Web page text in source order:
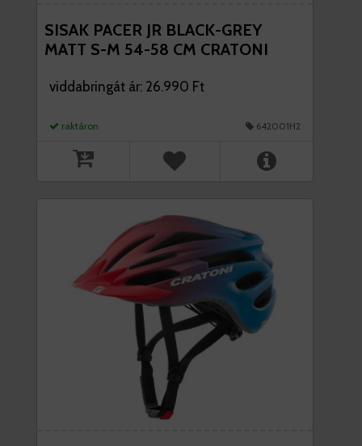
SISAK PACER JR BLACK-GREY
MATT S-M 54-58 CM CRATONI
viddabringát ár: 26.990 Ft
raktáron 642001H2